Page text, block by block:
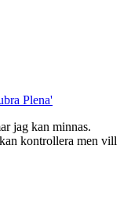
jag kan minnas.
kontrollera men vill